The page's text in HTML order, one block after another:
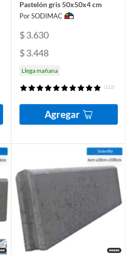
Pastelón gris 50x50x4 cm
Por SODIMAC
$ 3.630
$ 3.448
Llega mañana
(112)
Agregar